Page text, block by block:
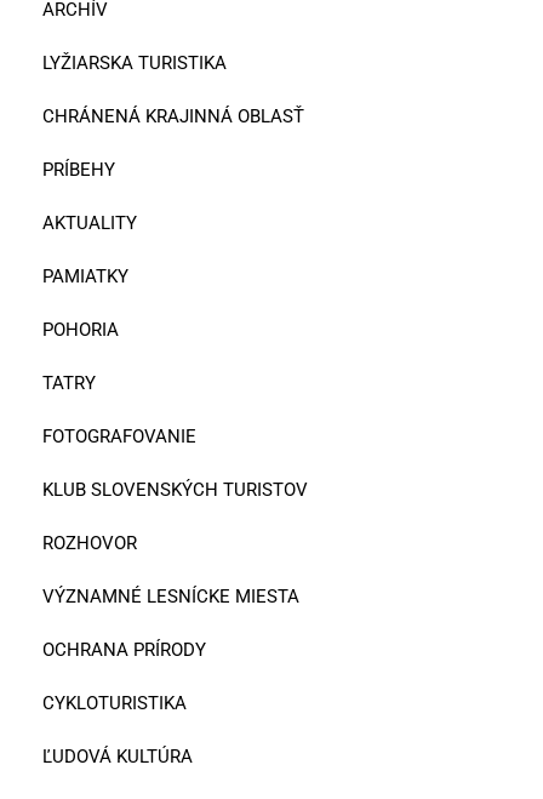
ARCHÍV
LYŽIARSKA TURISTIKA
CHRÁNENÁ KRAJINNÁ OBLASŤ
PRÍBEHY
AKTUALITY
PAMIATKY
POHORIA
TATRY
FOTOGRAFOVANIE
KLUB SLOVENSKÝCH TURISTOV
ROZHOVOR
VÝZNAMNÉ LESNÍCKE MIESTA
OCHRANA PRÍRODY
CYKLOTURISTIKA
ĽUDOVÁ KULTÚRA